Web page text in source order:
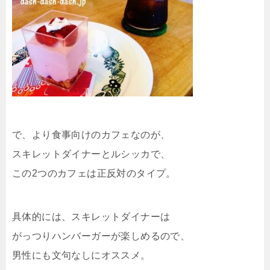
で、より食事向けのカフェなのが、
スキレットダイナーとルシッカで、
この2つのカフェは正反対のタイプ。
具体的には、スキレットダイナーは
がっつりハンバーガーが楽しめるので、
男性にも文句なしにオススメ。